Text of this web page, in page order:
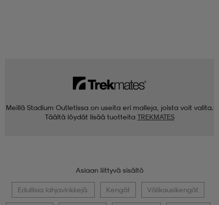
Meillä Stadium Outletissa on useita eri malleja, joista voit valita.
Täältä löydät lisää tuotteita TREKMATES
Asiaan liittyvä sisältö
Edullisia lahjavinkkejä. Kengät Välikausikengät